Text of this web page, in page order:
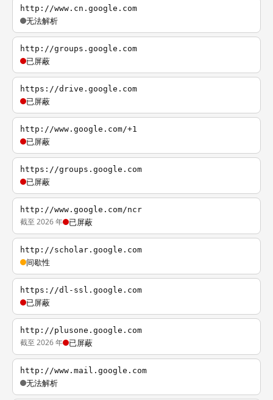
http://www.cn.google.com
无法解析
http://groups.google.com
已屏蔽
https://drive.google.com
已屏蔽
http://www.google.com/+1
已屏蔽
https://groups.google.com
已屏蔽
http://www.google.com/ncr
截至 2026 年 已屏蔽
http://scholar.google.com
间歇性
https://dl-ssl.google.com
已屏蔽
http://plusone.google.com
截至 2026 年 已屏蔽
http://www.mail.google.com
无法解析